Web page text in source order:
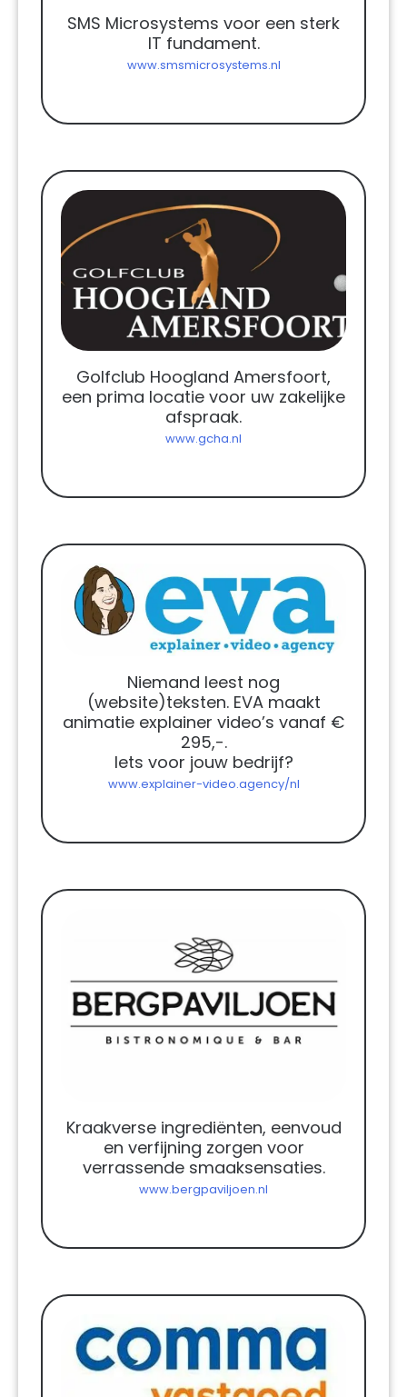
SMS Microsystems voor een sterk
IT fundament.
www.smsmicrosystems.nl
Golfclub Hoogland Amersfoort,
een prima locatie voor uw zakelijke
afspraak.
www.gcha.nl
Niemand leest nog
(website)teksten. EVA maakt
animatie explainer video’s vanaf €
295,-.
Iets voor jouw bedrijf?
www.explainer-video.agency/nl
Kraakverse ingrediënten, eenvoud
en verfijning zorgen voor
verrassende smaaksensaties.
www.bergpaviljoen.nl